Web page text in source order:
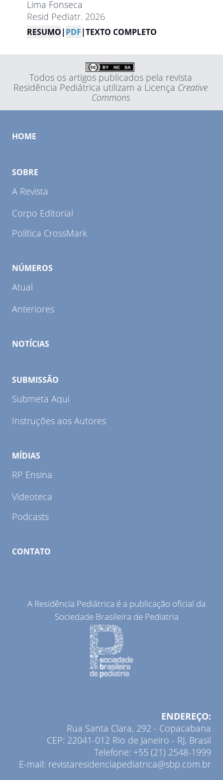
Lima Fonseca
Resid Pediatr. 2026
RESUMO|PDF|TEXTO COMPLETO
Todos os artigos publicados pela revista
Residência Pediátrica utilizam a Licença Creative
Commons
HOME
SOBRE
A Revista
Corpo Editorial
Política CrossMark
NÚMEROS
Atual
Anteriores
NOTÍCIAS
SUBMISSÃO
Submeta Aqui
Instruções aos Autores
MÍDIAS
RP Ensina
Videoteca
Podcasts
CONTATO
A Residência Pediátrica é a publicação oficial da
Sociedade Brasileira de Pediatria
ENDEREÇO:
Rua Santa Clara, 292 - Copacabana
CEP: 22041-012 Rio de Janeiro - RJ, Brasil
Telefone: +55 (21) 2548-1999
E-mail: revistaresidenciapediatrica@sbp.com.br